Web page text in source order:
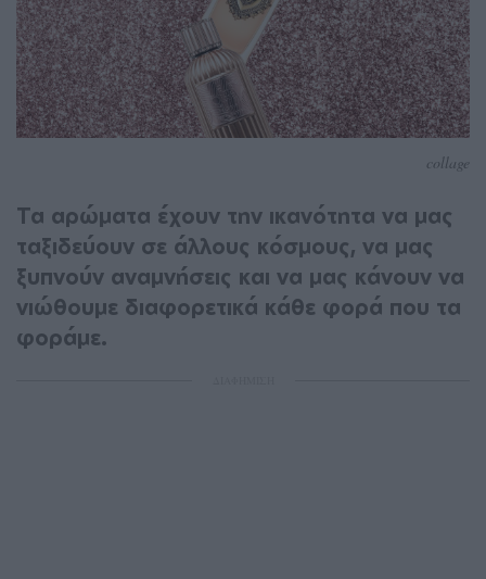
collage
Τα αρώματα έχουν την ικανότητα να μας
ταξιδεύουν σε άλλους κόσμους, να μας
ξυπνούν αναμνήσεις και να μας κάνουν να
νιώθουμε διαφορετικά κάθε φορά που τα
φοράμε.